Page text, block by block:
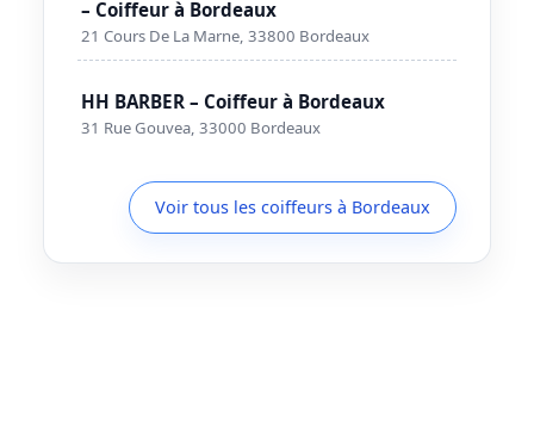
– Coiffeur à Bordeaux
21 Cours De La Marne, 33800 Bordeaux
HH BARBER – Coiffeur à Bordeaux
31 Rue Gouvea, 33000 Bordeaux
Voir tous les coiffeurs à Bordeaux